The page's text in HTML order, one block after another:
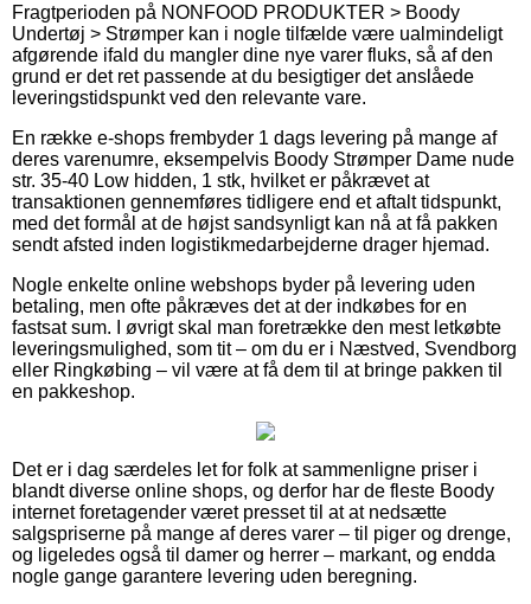
Fragtperioden på NONFOOD PRODUKTER > Boody
Undertøj > Strømper kan i nogle tilfælde være ualmindeligt
afgørende ifald du mangler dine nye varer fluks, så af den
grund er det ret passende at du besigtiger det anslåede
leveringstidspunkt ved den relevante vare.
En række e-shops frembyder 1 dags levering på mange af
deres varenumre, eksempelvis Boody Strømper Dame nude
str. 35-40 Low hidden, 1 stk, hvilket er påkrævet at
transaktionen gennemføres tidligere end et aftalt tidspunkt,
med det formål at de højst sandsynligt kan nå at få pakken
sendt afsted inden logistikmedarbejderne drager hjemad.
Nogle enkelte online webshops byder på levering uden
betaling, men ofte påkræves det at der indkøbes for en
fastsat sum. I øvrigt skal man foretrække den mest letkøbte
leveringsmulighed, som tit – om du er i Næstved, Svendborg
eller Ringkøbing – vil være at få dem til at bringe pakken til
en pakkeshop.
Det er i dag særdeles let for folk at sammenligne priser i
blandt diverse online shops, og derfor har de fleste Boody
internet foretagender været presset til at at nedsætte
salgspriserne på mange af deres varer – til piger og drenge,
og ligeledes også til damer og herrer – markant, og endda
nogle gange garantere levering uden beregning.